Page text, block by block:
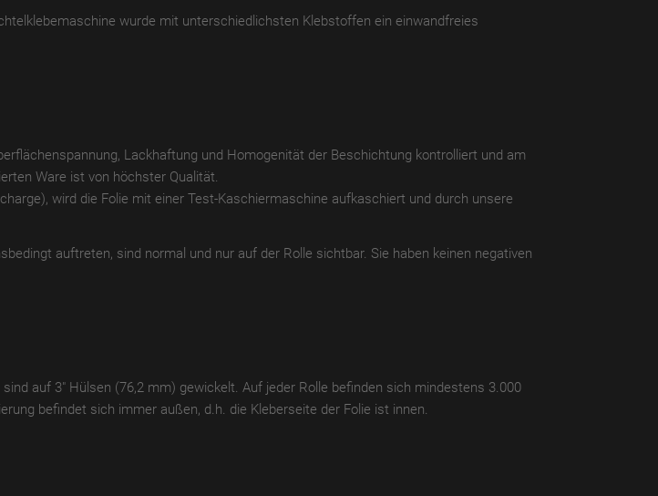
wurde mit unterschiedlichsten Klebstoffen ein einwandfreies
Lackhaftung und Homogenität der Beschichtung kontrolliert und am
Ware ist von höchster Qualität.
wird die Folie mit einer Test-Kaschiermaschine aufkaschiert und durch unsere
auftreten, sind normal und nur auf der Rolle sichtbar. Sie haben keinen negativen
auf 3" Hülsen (76,2 mm) gewickelt. Auf jeder Rolle befinden sich mindestens 3.000
befindet sich immer außen, d.h. die Kleberseite der Folie ist innen.